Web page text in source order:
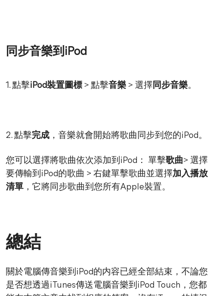
同步音樂到iPod
1. 點擊iPod裝置圖標> 點擊音樂 > 選擇 同步音樂。
2. 點擊完成 ，音樂就會開始將歌曲同步到您的iPod。
您可以選擇將歌曲依次添加到iPod： 單擊歌曲> 選擇
要傳輸到iPod的歌曲 > 右鍵單擊歌曲並選擇加入播放
清單 ，它將同步歌曲到您所有Apple裝置。
總結
關於電腦傳音樂到iPod的内容已經全部結束，不論您
是否想透過iTunes傳送電腦音樂到iPod Touch，您都